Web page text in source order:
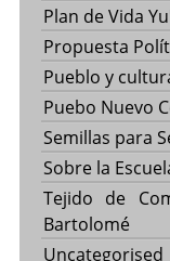
Plan de Vida
Propuesta
Pueblo y
Puebo Nuevo
Semillas para
Sobre la
Tejido de
Bartolomé
Uncategorised